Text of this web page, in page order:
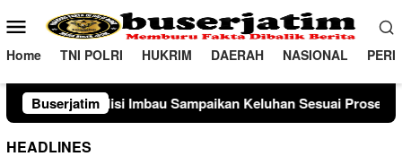
ke
konten
Menu
Mobile
Home TNI POLRI HUKRIM DAERAH NASIONAL
Buserjatim
Imbau Sampaikan Keluhan Sesuai Prosedur
HEADLINES